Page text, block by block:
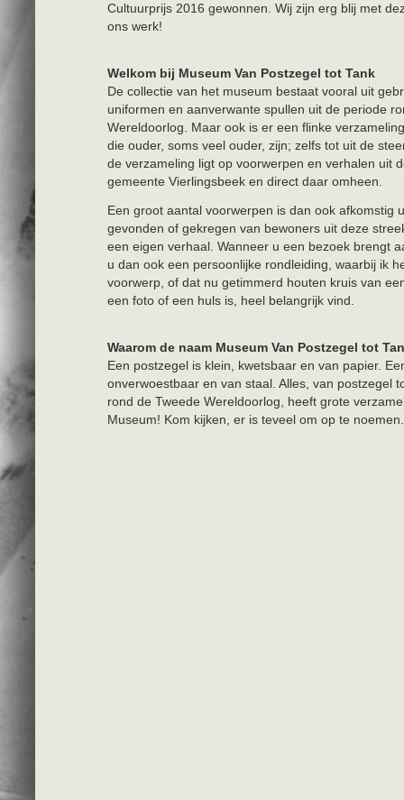
Cultuurprijs 2016 gewonnen. Wij zijn erg blij met
ons werk!
Welkom bij Museum Van Postzegel tot Tank
De collectie van het museum bestaat vooral uit
uniformen en aanverwante spullen uit de periode
Wereldoorlog. Maar ook is er een flinke
die ouder, soms veel ouder, zijn; zelfs tot uit de
de verzameling ligt op voorwerpen en verhalen uit
gemeente Vierlingsbeek en direct daar omheen.
Een groot aantal voorwerpen is dan ook afkomstig
gevonden of gekregen van bewoners uit deze
een eigen verhaal. Wanneer u een bezoek brengt
u dan ook een persoonlijke rondleiding, waarbij ik
voorwerp, of dat nu getimmerd houten kruis van
een foto of een huls is, heel belangrijk vind.
Waarom de naam Museum Van Postzegel tot
Een postzegel is klein, kwetsbaar en van papier.
onverwoestbaar en van staal. Alles, van postzegel
rond de Tweede Wereldoorlog, heeft grote
Museum! Kom kijken, er is teveel om op te noemen.